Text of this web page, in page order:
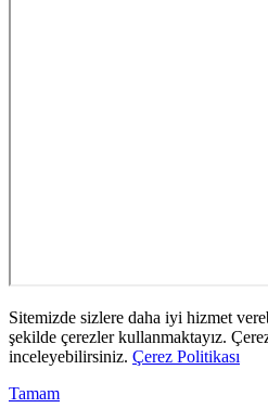
Sitemizde sizlere daha iyi hizmet
şekilde çerezler kullanmaktayız.
inceleyebilirsiniz. Çerez Politikası
Tamam